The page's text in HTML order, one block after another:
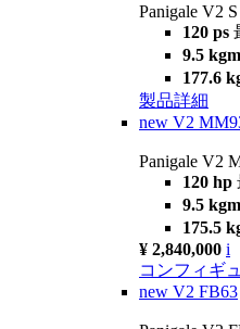
Panigale V2
120 ps
9.5 kgm
177.6
製品詳細
new V2
Panigale V2
120 hp
9.5 kgm
175.5
¥ 2,840,000 i
コンフィギ
new V2 FB63